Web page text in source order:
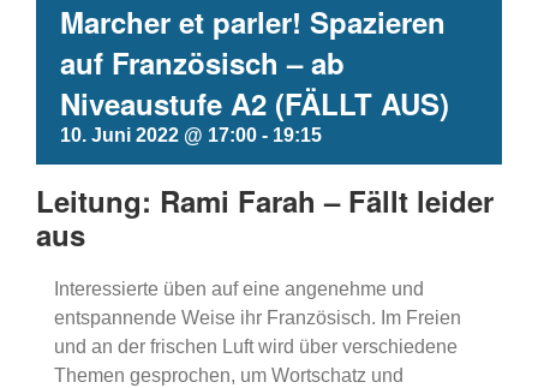
Marcher et parler! Spazieren
auf Französisch – ab
Niveaustufe A2 (FÄLLT AUS)
10. Juni 2022 @ 17:00 - 19:15
Leitung: Rami Farah – Fällt leider
aus
Interessierte üben auf eine angenehme und
entspannende Weise ihr Französisch. Im Freien
und an der frischen Luft wird über verschiedene
Themen gesprochen, um Wortschatz und